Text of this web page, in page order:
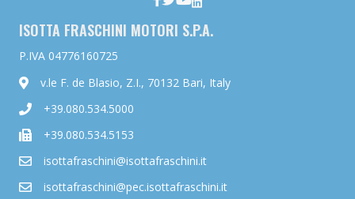
ISOTTA FRASCHINI MOTORI S.P.A.
P.IVA 04776160725
v.le F. de Blasio, Z.I., 70132 Bari, Italy
+39.080.534.5000
+39.080.534.5153
isottafraschini@isottafraschini.it
isottafraschini@pec.isottafraschini.it